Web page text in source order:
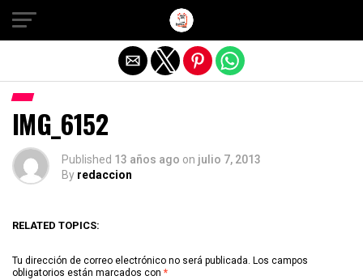
IMG_6152
Published 13 años ago on julio 7, 2013
By redaccion
RELATED TOPICS:
Tu dirección de correo electrónico no será publicada. Los campos
obligatorios están marcados con *
Salir de la versión móvil